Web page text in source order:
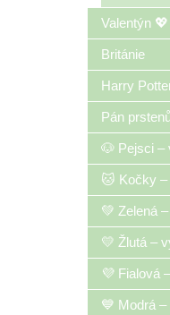
Valentýn 💖
Británie
Harry
Pán prstenů
🐶 Pejsci –
🐱 Kočky
💚 Zelená
💛 Žlutá –
💜 Fialová
💙 Modrá